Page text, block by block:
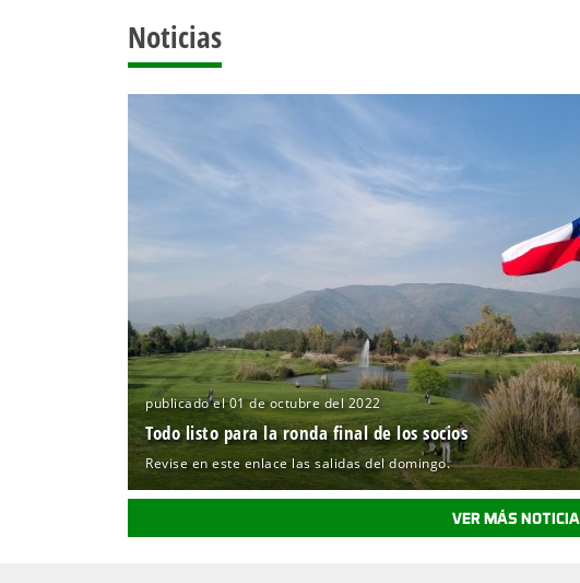
Noticias
publicado el 01 de octubre del 2022
Todo listo para la ronda final de los socios
Revise en este enlace las salidas del domingo.
VER MÁS